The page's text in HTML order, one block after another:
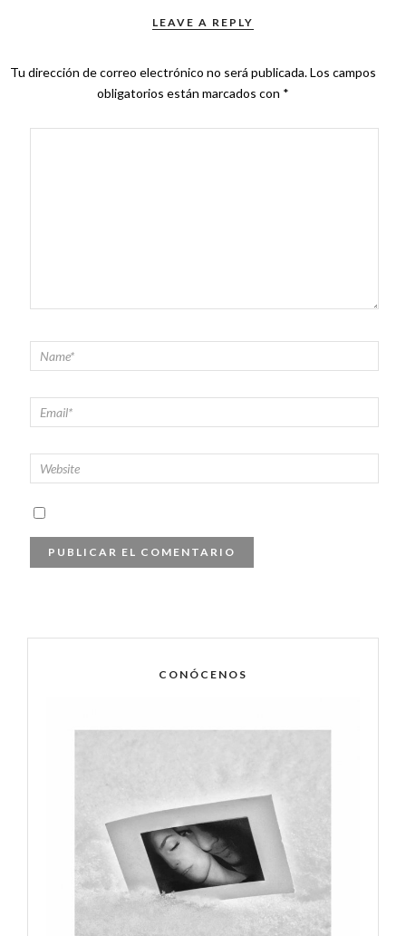
LEAVE A REPLY
Tu dirección de correo electrónico no será publicada.Los campos
obligatorios están marcados con *
CONÓCENOS